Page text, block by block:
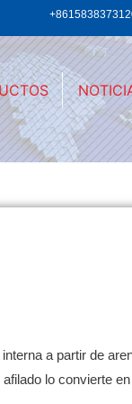
a partir de
lo convierte